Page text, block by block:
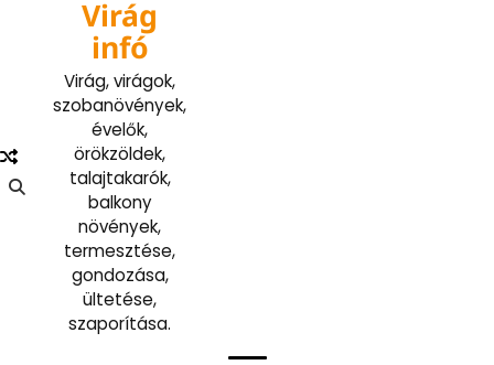
Virág
infó
Virág, virágok,
szobanövények,
évelők,
örökzöldek,
talajtakarók,
balkony
növények,
termesztése,
gondozása,
ültetése,
szaporítása.